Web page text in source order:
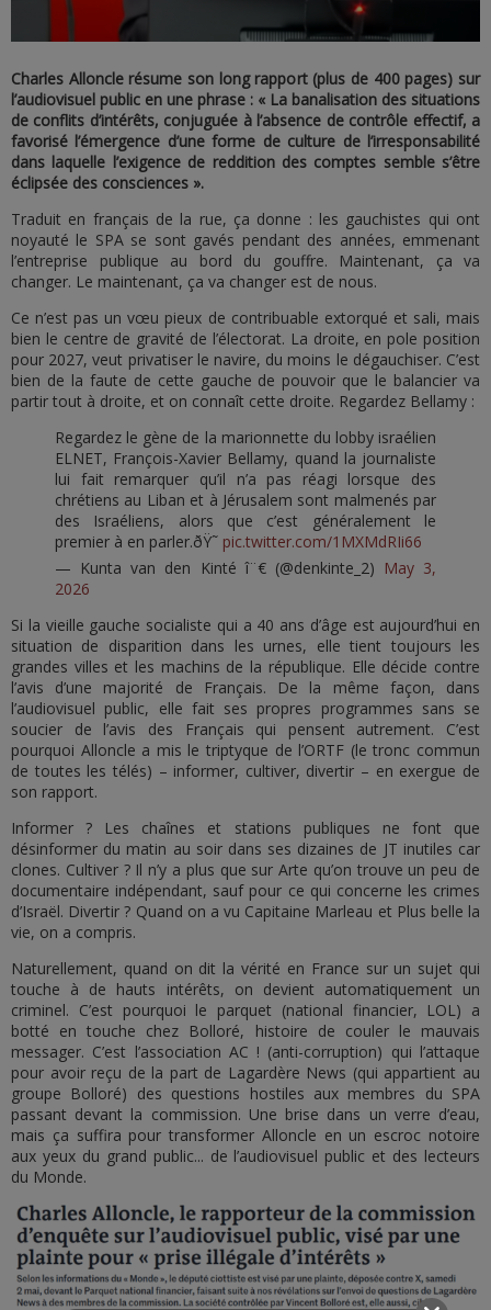
Charles Alloncle résume son long rapport (plus de 400 pages) sur
l’audiovisuel public en une phrase : « La banalisation des situations
de conflits d’intérêts, conjuguée à l’absence de contrôle effectif, a
favorisé l’émergence d’une forme de culture de l’irresponsabilité
dans laquelle l’exigence de reddition des comptes semble s’être
éclipsée des consciences ».
Traduit en français de la rue, ça donne : les gauchistes qui ont
noyauté le SPA se sont gavés pendant des années, emmenant
l’entreprise publique au bord du gouffre. Maintenant, ça va
changer. Le maintenant, ça va changer est de nous.
Ce n’est pas un vœu pieux de contribuable extorqué et sali, mais
bien le centre de gravité de l’électorat. La droite, en pole position
pour 2027, veut privatiser le navire, du moins le dégauchiser. C’est
bien de la faute de cette gauche de pouvoir que le balancier va
partir tout à droite, et on connaît cette droite. Regardez Bellamy :
Regardez le gène de la marionnette du lobby israélien
ELNET, François-Xavier Bellamy, quand la journaliste
lui fait remarquer qu’il n’a pas réagi lorsque des
chrétiens au Liban et à Jérusalem sont malmenés par
des Israéliens, alors que c’est généralement le
premier à en parler.ðŸ˜ pic.twitter.com/1MXMdRIi66
— Kunta van den Kinté î¨€ (@denkinte_2) May 3,
2026
Si la vieille gauche socialiste qui a 40 ans d’âge est aujourd’hui en
situation de disparition dans les urnes, elle tient toujours les
grandes villes et les machins de la république. Elle décide contre
l’avis d’une majorité de Français. De la même façon, dans
l’audiovisuel public, elle fait ses propres programmes sans se
soucier de l’avis des Français qui pensent autrement. C’est
pourquoi Alloncle a mis le triptyque de l’ORTF (le tronc commun
de toutes les télés) – informer, cultiver, divertir – en exergue de
son rapport.
Informer ? Les chaînes et stations publiques ne font que
désinformer du matin au soir dans ses dizaines de JT inutiles car
clones. Cultiver ? Il n’y a plus que sur Arte qu’on trouve un peu de
documentaire indépendant, sauf pour ce qui concerne les crimes
d’Israël. Divertir ? Quand on a vu Capitaine Marleau et Plus belle la
vie, on a compris.
Naturellement, quand on dit la vérité en France sur un sujet qui
touche à de hauts intérêts, on devient automatiquement un
criminel. C’est pourquoi le parquet (national financier, LOL) a
botté en touche chez Bolloré, histoire de couler le mauvais
messager. C’est l’association AC ! (anti-corruption) qui l’attaque
pour avoir reçu de la part de Lagardère News (qui appartient au
groupe Bolloré) des questions hostiles aux membres du SPA
passant devant la commission. Une brise dans un verre d’eau,
mais ça suffira pour transformer Alloncle en un escroc notoire
aux yeux du grand public... de l’audiovisuel public et des lecteurs
du Monde.